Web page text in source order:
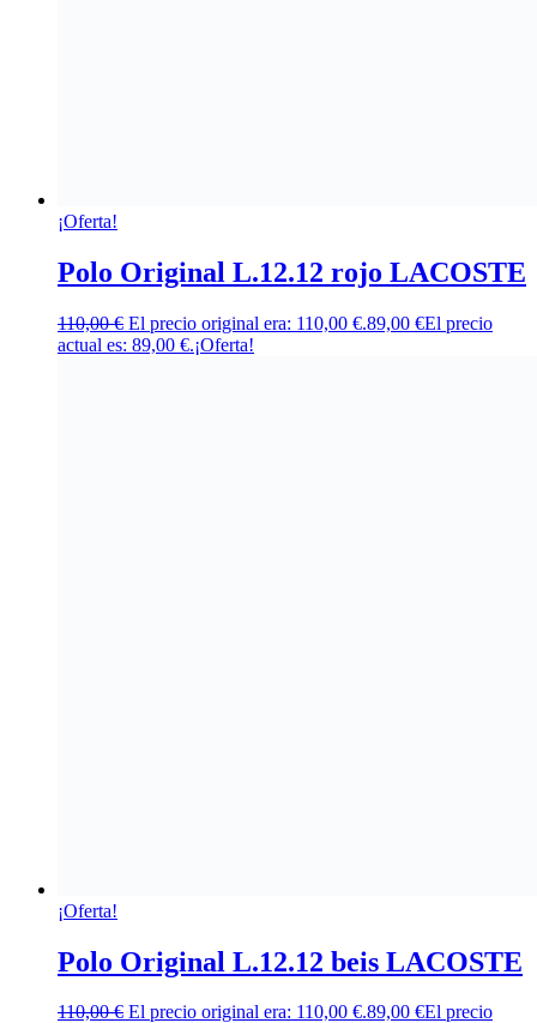
¡Oferta!
Polo Original L.12.12 rojo LACOSTE
110,00€ El precio original era: 110,00 €.89,00 €El precio
actual es: 89,00 €.¡Oferta!
¡Oferta!
Polo Original L.12.12 beis LACOSTE
110,00€ El precio original era: 110,00 €.89,00 €El precio